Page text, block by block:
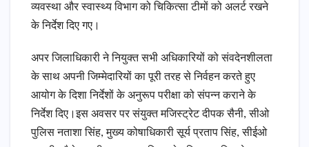
व्यवस्था और स्वास्थ्य विभाग को चिकित्सा टीमों को अलर्ट रखने
के निर्देश दिए गए।
अपर जिलाधिकारी ने नियुक्त सभी अधिकारियों को संवदेनशीलता
के साथ अपनी जिम्मेदारियों का पूरी तरह से निर्वहन करते हुए
आयोग के दिशा निर्देशों के अनुरूप परीक्षा को संपन्न कराने के
निर्देश दिए।इस अवसर पर संयुक्त मजिस्ट्रेट दीपक सैनी, सीओ
पुलिस नताशा सिंह, मुख्य कोषाधिकारी सूर्य प्रताप सिंह, सीईओ